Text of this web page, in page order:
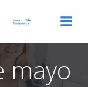
mayo